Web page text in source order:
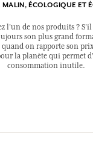
MALIN, ÉCOLOGIQUE ET
l’un de nos produits ?
son plus grand
on rapporte son
la planète qui permet
consommation inutile.